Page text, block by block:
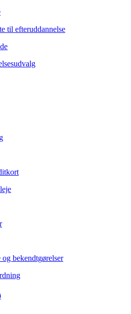
til efteruddannelse
bekendtgørelser